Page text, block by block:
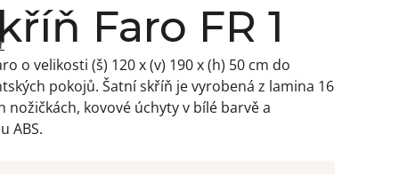
Faro FR 1
o velikosti (š) 120 x (v) 190 x (h) 50 cm do
pokojů. Šatní skříň je vyrobená z lamina 16
nožičkách, kovové úchyty v bílé barvě a
ABS.